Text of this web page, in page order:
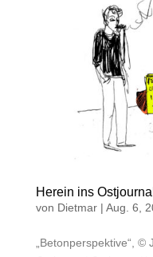
Herein ins Ostjournal
von Dietmar| Aug. 6,
„Betonperspektive“,